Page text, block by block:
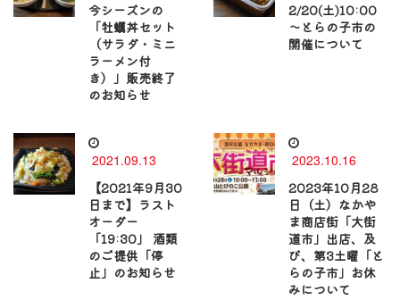
今シーズンの
「牡蠣丼セット
（サラダ・ミニ
ラーメン付
き）」販売終了
のお知らせ
2/20(土)10:00
～とらの子市の
開催について
2021.09.13
【2021年9月30
日まで】ラスト
オーダー
「19:30」 酒類
のご提供「停
止」のお知らせ
2023.10.16
2023年10月28
日（土）なかや
ま商店街「大街
道市」出店、及
び、第3土曜「と
らの子市」お休
みについて